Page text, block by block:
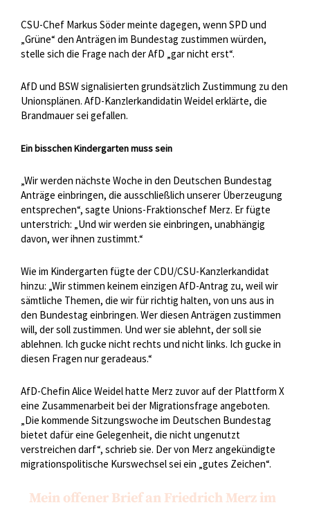
CSU-Chef Markus Söder meinte dagegen, wenn SPD und
„Grüne“ den Anträgen im Bundestag zustimmen würden,
stelle sich die Frage nach der AfD „gar nicht erst“.
AfD und BSW signalisierten grundsätzlich Zustimmung zu den
Unionsplänen. AfD-Kanzlerkandidatin Weidel erklärte, die
Brandmauer sei gefallen.
Ein bisschen Kindergarten muss sein
„Wir werden nächste Woche in den Deutschen Bundestag
Anträge einbringen, die ausschließlich unserer Überzeugung
entsprechen“, sagte Unions-Fraktionschef Merz. Er fügte
unterstrich: „Und wir werden sie einbringen, unabhängig
davon, wer ihnen zustimmt.“
Wie im Kindergarten fügte der CDU/CSU-Kanzlerkandidat
hinzu: „Wir stimmen keinem einzigen AfD-Antrag zu, weil wir
sämtliche Themen, die wir für richtig halten, von uns aus in
den Bundestag einbringen. Wer diesen Anträgen zustimmen
will, der soll zustimmen. Und wer sie ablehnt, der soll sie
ablehnen. Ich gucke nicht rechts und nicht links. Ich gucke in
diesen Fragen nur geradeaus.“
AfD-Chefin Alice Weidel hatte Merz zuvor auf der Plattform X
eine Zusammenarbeit bei der Migrationsfrage angeboten.
„Die kommende Sitzungswoche im Deutschen Bundestag
bietet dafür eine Gelegenheit, die nicht ungenutzt
verstreichen darf“, schrieb sie. Der von Merz angekündigte
migrationspolitische Kurswechsel sei ein „gutes Zeichen“.
Mein offener Brief an Friedrich Merz im